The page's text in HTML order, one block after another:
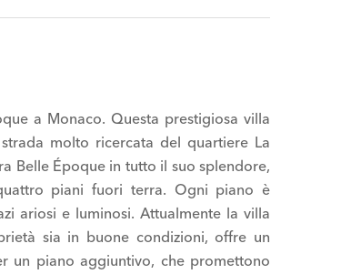
a Monaco. Questa prestigiosa villa
molto ricercata del quartiere La
Belle Époque in tutto il suo splendore,
piani fuori terra. Ogni piano è
ariosi e luminosi. Attualmente la villa
sia in buone condizioni, offre un
un piano aggiuntivo, che promettono